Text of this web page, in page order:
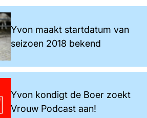
Yvon maakt startdatum van
seizoen 2018 bekend
Yvon kondigt de Boer zoekt
Vrouw Podcast aan!